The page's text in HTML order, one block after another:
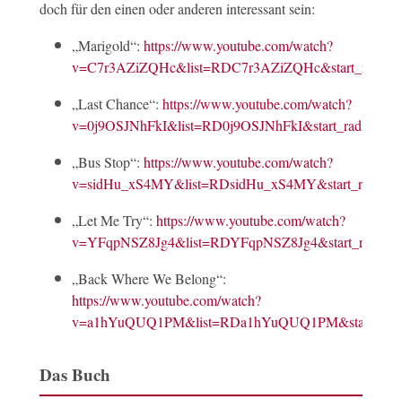
doch für den einen oder anderen interessant sein:
„Marigold“: https://www.youtube.com/watch?
„Last Chance“: https://www.youtube.com/watch?
v=0j9OSJNhFkI&list=RD0j9OSJNhFkI&start_radio=1
„Bus Stop“: https://www.youtube.com/watch?
v=sidHu_xS4MY&list=RDsidHu_xS4MY&start_radio=1
„Let Me Try“: https://www.youtube.com/watch?
v=YFqpNSZ8Jg4&list=RDYFqpNSZ8Jg4&start_radio=1
„Back Where We Belong“:
https://www.youtube.com/watch?
Das Buch